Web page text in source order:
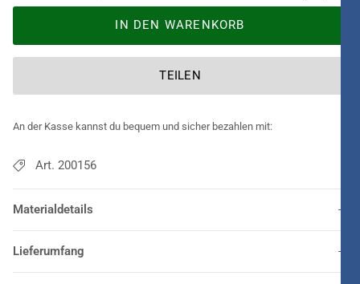
IN DEN WARENKORB
TEILEN
An der Kasse kannst du bequem und sicher bezahlen mit:
Art. 200156
Materialdetails
Lieferumfang